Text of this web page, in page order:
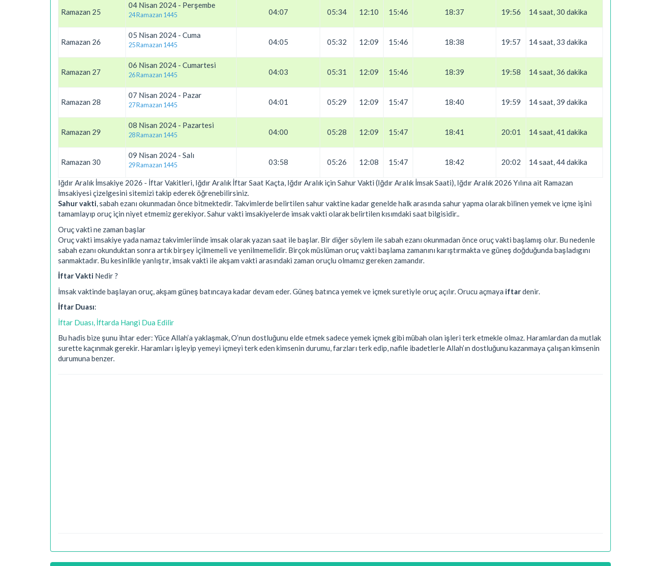
Ramazan 25
04 Nisan 2024 - Perşembe
24 Ramazan 1445 04:07 05:34 12:10 15:46 18:37 19:56 14 saat, 30 dakika
Ramazan 26
05 Nisan 2024 - Cuma
25 Ramazan 1445 04:05 05:32 12:09 15:46 18:38 19:57 14 saat, 33 dakika
Ramazan 27
06 Nisan 2024 - Cumartesi
26 Ramazan 1445 04:03 05:31 12:09 15:46 18:39 19:58 14 saat, 36 dakika
Ramazan 28
07 Nisan 2024 - Pazar
27 Ramazan 1445 04:01 05:29 12:09 15:47 18:40 19:59 14 saat, 39 dakika
Ramazan 29
08 Nisan 2024 - Pazartesi
28 Ramazan 1445 04:00 05:28 12:09 15:47 18:41 20:01 14 saat, 41 dakika
Ramazan 30
09 Nisan 2024 - Salı
29 Ramazan 1445 03:58 05:26 12:08 15:47 18:42 20:02 14 saat, 44 dakika
Iğdır Aralık İmsakiye 2026 - İftar Vakitleri, Iğdır Aralık İftar Saat Kaçta, Iğdır Aralık için Sahur Vakti (Iğdır Aralık İmsak Saati), Iğdır Aralık 2026 Yılına ait Ramazan
İmsakiyesi çizelgesini sitemizi takip ederek öğrenebilirsiniz.
Sahur vakti, sabah ezanı okunmadan önce bitmektedir. Takvimlerde belirtilen sahur vaktine kadar genelde halk arasında sahur yapma olarak bilinen yemek ve içme işini
tamamlayıp oruç için niyet etmemiz gerekiyor. Sahur vakti imsakiyelerde imsak vakti olarak belirtilen kısımdaki saat bilgisidir..
Oruç vakti ne zaman başlar
Oruç vakti imsakiye yada namaz takvimleriinde imsak olarak yazan saat ile başlar. Bir diğer söylem ile sabah ezanı okunmadan önce oruç vakti başlamış olur. Bu nedenle
sabah ezanı okunduktan sonra artık birşey içilmemeli ve yenilmemelidir. Birçok müslüman oruç vakti başlama zamanını karıştırmakta ve güneş doğduğunda başladıgını
sanmaktadır. Bu kesinlikle yanlıştır, imsak vakti ile akşam vakti arasındaki zaman oruçlu olmamız gereken zamandır.
İftar Vakti Nedir ?
İmsak vaktinde başlayan oruç, akşam güneş batıncaya kadar devam eder. Güneş batınca yemek ve içmek suretiyle oruç açılır. Orucu açmaya iftardenir.
İftar Duası:
İftar Duası, İftarda Hangi Dua Edilir
Bu hadis bize şunu ihtar eder: Yüce Allah’a yaklaşmak, O’nun dostluğunu elde etmek sadece yemek içmek gibi mübah olan işleri terk etmekle olmaz. Haramlardan da mutlak
surette kaçınmak gerekir. Haramları işleyip yemeyi içmeyi terk eden kimsenin durumu, farzları terk edip, nafile ibadetlerle Allah’ın dostluğunu kazanmaya çalışan kimsenin
durumuna benzer.